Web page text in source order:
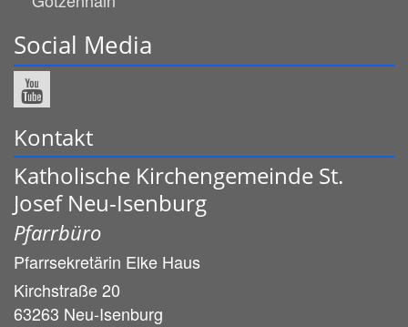
Social Media
Kontakt
Katholische Kirchengemeinde St.
Josef Neu-Isenburg
Pfarrbüro
Pfarrsekretärin Elke Haus
Kirchstraße 20
63263 Neu-Isenburg